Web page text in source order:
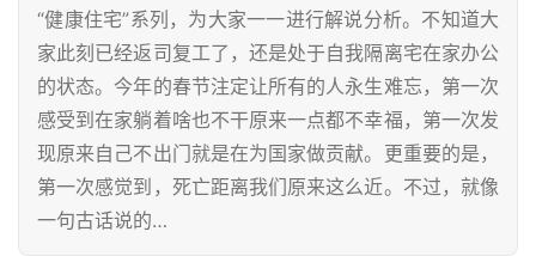
“健康住宅”系列，为大家一一进行解说分析。不知道大
家此刻已经返司复工了，还是处于自我隔离宅在家办公
的状态。今年的春节注定让所有的人永生难忘，第一次
感受到在家躺着啥也不干原来一点都不幸福，第一次发
现原来自己不出门就是在为国家做贡献。更重要的是，
第一次感觉到，死亡距离我们原来这么近。不过，就像
一句古话说的…